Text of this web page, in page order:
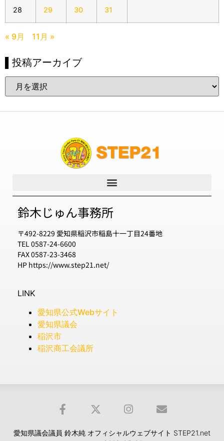
28 29 30 31
« 9月 11月 »
▌投稿アーカイブ
鈴木じゅん事務所
〒492-8229 愛知県稲沢市稲島十一丁目24番地
TEL 0587-24-6600
FAX 0587-23-3468
HP https://www.step21.net/
LINK
愛知県公式Webサイト
愛知県議会
稲沢市
稲沢商工会議所
愛知県議会議員 鈴木純 オフィシャルウェブサイト STEP21.net